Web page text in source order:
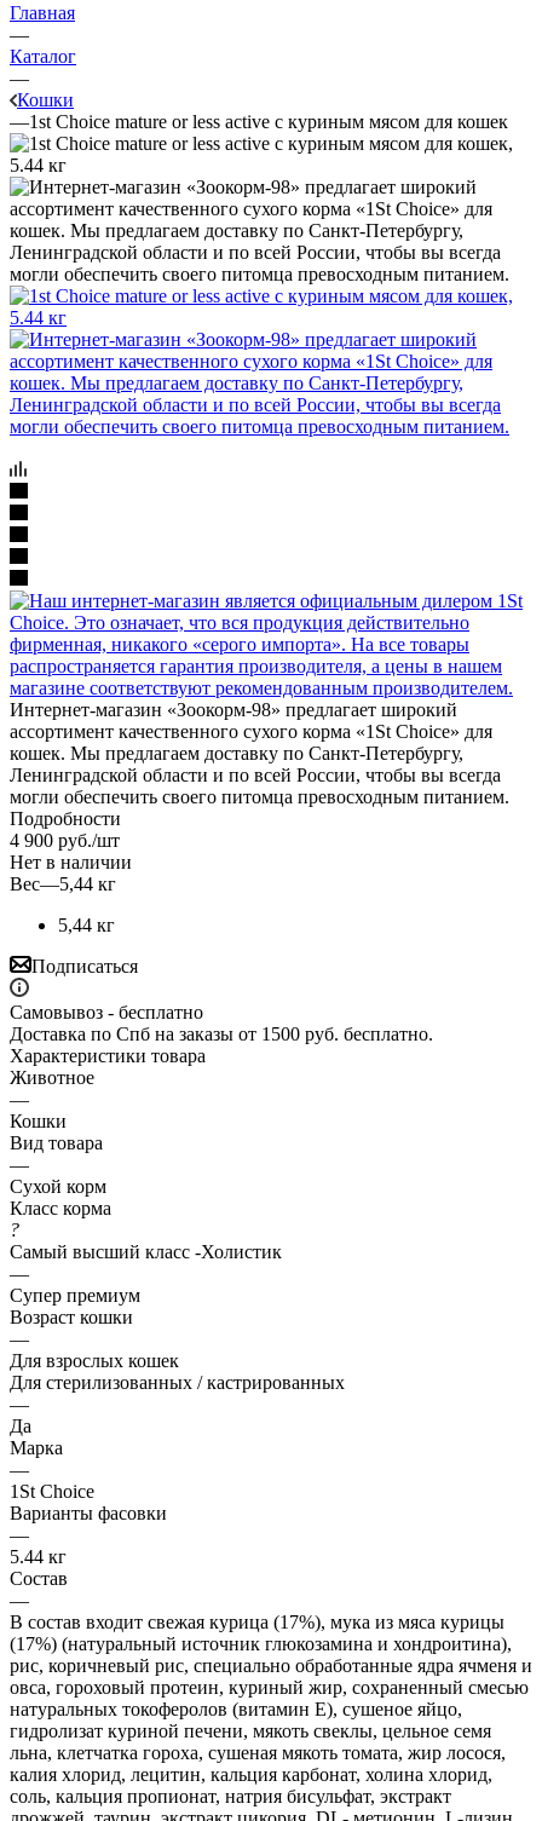
Главная
—
Каталог
—
Кошки
—1st Choice mature or less active с куриным мясом для кошек
Интернет-магазин «Зоокорм-98» предлагает широкий
ассортимент качественного сухого корма «1St Choice» для
кошек. Мы предлагаем доставку по Санкт-Петербургу,
Ленинградской области и по всей России, чтобы вы всегда
могли обеспечить своего питомца превосходным питанием.
Подробности
4 900 руб./шт
Нет в наличии
Вес—5,44 кг
5,44 кг
Подписаться
Самовывоз - бесплатно
Доставка по Спб на заказы от 1500 руб. бесплатно.
Характеристики товара
Животное
—
Кошки
Вид товара
—
Сухой корм
Класс корма
?
Самый высший класс -Холистик
—
Супер премиум
Возраст кошки
—
Для взрослых кошек
Для стерилизованных / кастрированных
—
Да
Марка
—
1St Choice
Варианты фасовки
—
5.44 кг
Состав
—
В состав входит свежая курица (17%), мука из мяса курицы
(17%) (натуральный источник глюкозамина и хондроитина),
рис, коричневый рис, специально обработанные ядра ячменя и
овса, гороховый протеин, куриный жир, сохраненный смесью
натуральных токоферолов (витамин Е), сушеное яйцо,
гидролизат куриной печени, мякоть свеклы, цельное семя
льна, клетчатка гороха, сушеная мякоть томата, жир лосося,
калия хлорид, лецитин, кальция карбонат, холина хлорид,
соль, кальция пропионат, натрия бисульфат, экстракт